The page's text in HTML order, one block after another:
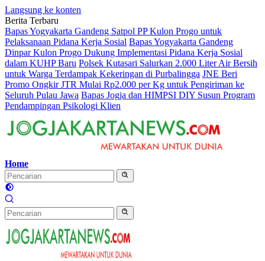
Langsung ke konten
Berita Terbaru
Bapas Yogyakarta Gandeng Satpol PP Kulon Progo untuk
Pelaksanaan Pidana Kerja Sosial Bapas Yogyakarta Gandeng
Dinpar Kulon Progo Dukung Implementasi Pidana Kerja Sosial
dalam KUHP Baru Polsek Kutasari Salurkan 2.000 Liter Air Bersih
untuk Warga Terdampak Kekeringan di Purbalingga JNE Beri
Promo Ongkir JTR Mulai Rp2.000 per Kg untuk Pengiriman ke
Seluruh Pulau Jawa Bapas Jogja dan HIMPSI DIY Susun Program
Pendampingan Psikologi Klien
Home